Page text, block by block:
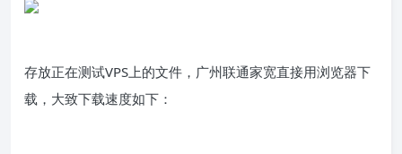
存放正在测试VPS上的文件，广州联通家宽直接用浏览器下
载，大致下载速度如下：